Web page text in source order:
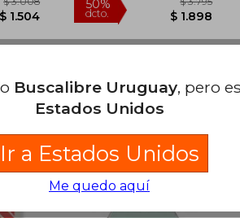
Buscalibre Uruguay, pero
Estados Unidos
Ir a Estados Unidos
Me quedo aquí